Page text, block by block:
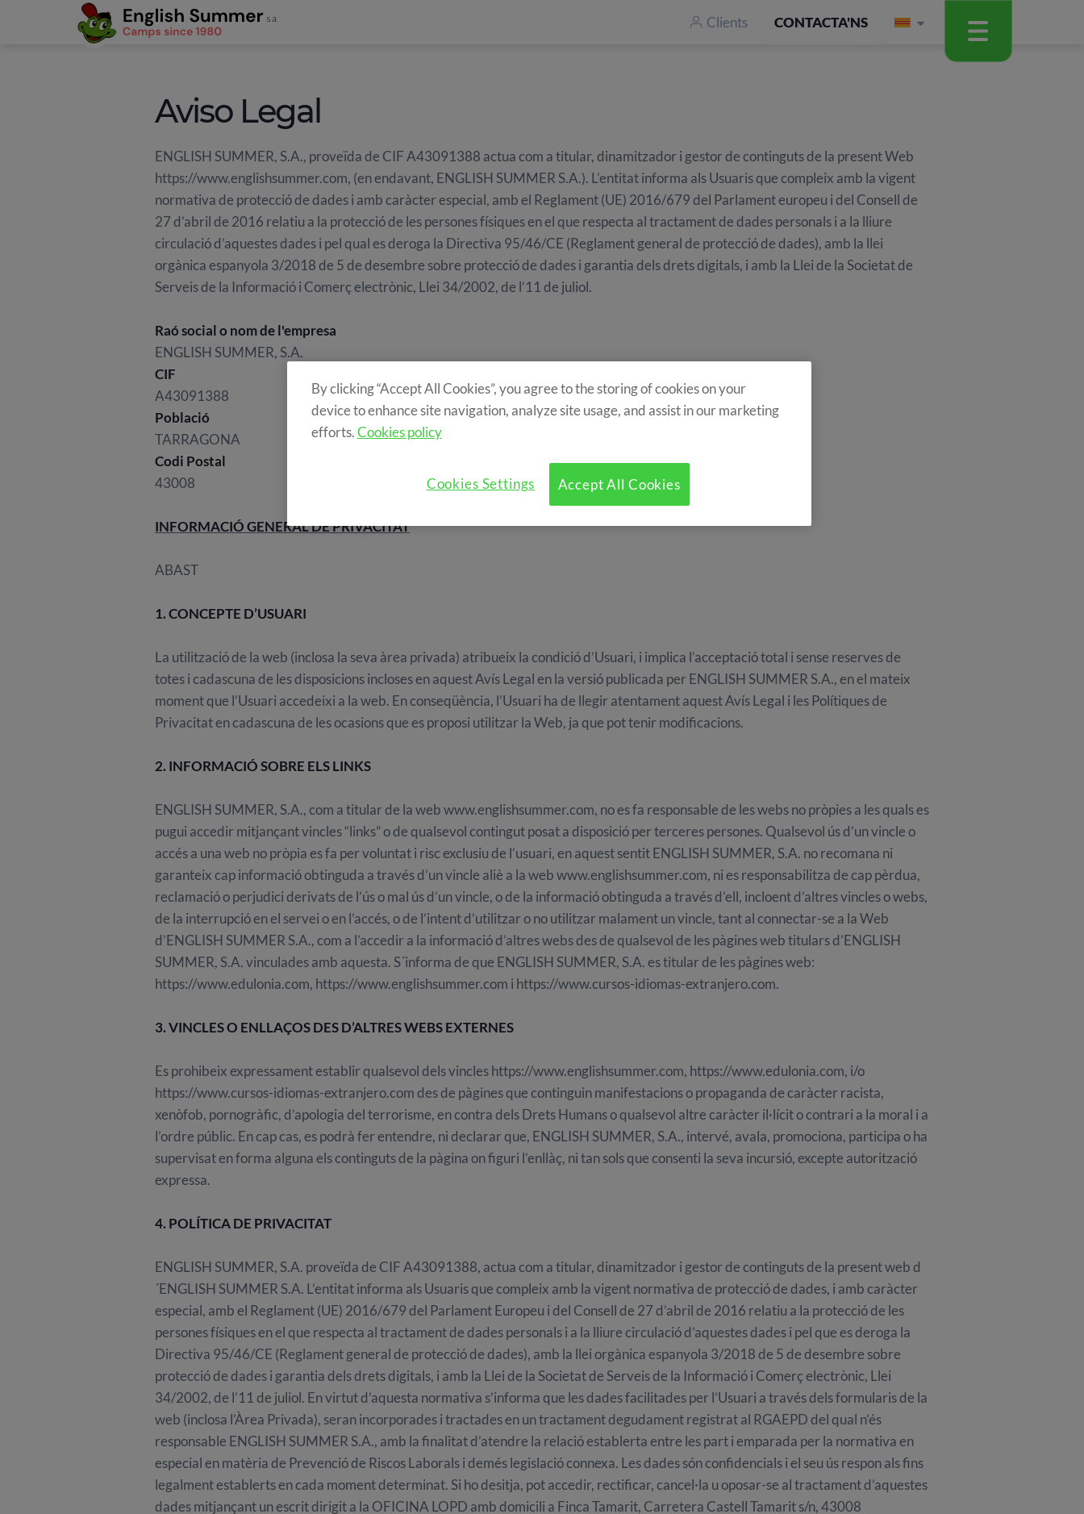
Clients CONTACTA'NS
Aviso Legal
ENGLISH SUMMER, S.A., proveïda de CIF A43091388 actua com a titular, dinamitzador i gestor de continguts de la present Web
https://www.englishsummer.com, (en endavant, ENGLISH SUMMER S.A.). L’entitat informa als Usuaris que compleix amb la vigent
normativa de protecció de dades i amb caràcter especial, amb el Reglament (UE) 2016/679 del Parlament europeu i del Consell de
27 d’abril de 2016 relatiu a la protecció de les persones físiques en el que respecta al tractament de dades personals i a la lliure
circulació d’aquestes dades i pel qual es deroga la Directiva 95/46/CE (Reglament general de protecció de dades), amb la llei
orgànica espanyola 3/2018 de 5 de desembre sobre protecció de dades i garantia dels drets digitals, i amb la Llei de la Societat de
Serveis de la Informació i Comerç electrònic, Llei 34/2002, de l’11 de juliol.
Raó social o nom de l'empresa
ENGLISH SUMMER, S.A.
CIF
A43091388
Població
TARRAGONA
Codi Postal
43008
INFORMACIÓ GENERAL DE PRIVACITAT
ABAST
1. CONCEPTE D’USUARI
La utilització de la web (inclosa la seva àrea privada) atribueix la condició d’Usuari, i implica l’acceptació total i sense reserves de
totes i cadascuna de les disposicions incloses en aquest Avís Legal en la versió publicada per ENGLISH SUMMER S.A., en el mateix
moment que l’Usuari accedeixi a la web. En conseqüència, l’Usuari ha de llegir atentament aquest Avís Legal i les Polítiques de
Privacitat en cadascuna de les ocasions que es proposi utilitzar la Web, ja que pot tenir modificacions.
2. INFORMACIÓ SOBRE ELS LINKS
ENGLISH SUMMER, S.A., com a titular de la web www.englishsummer.com, no es fa responsable de les webs no pròpies a les quals es
pugui accedir mitjançant vincles “links” o de qualsevol contingut posat a disposició per terceres persones. Qualsevol ús d’un vincle o
accés a una web no pròpia es fa per voluntat i risc exclusiu de l’usuari, en aquest sentit ENGLISH SUMMER, S.A. no recomana ni
garanteix cap informació obtinguda a través d’un vincle aliè a la web www.englishsummer.com, ni es responsabilitza de cap pèrdua,
reclamació o perjudici derivats de l’ús o mal ús d’un vincle, o de la informació obtinguda a través d’ell, incloent d’altres vincles o webs,
de la interrupció en el servei o en l’accés, o de l’intent d’utilitzar o no utilitzar malament un vincle, tant al connectar-se a la Web
d’ENGLISH SUMMER S.A., com a l’accedir a la informació d’altres webs des de qualsevol de les pàgines web titulars d’ENGLISH
SUMMER, S.A. vinculades amb aquesta. S´informa de que ENGLISH SUMMER, S.A. es titular de les pàgines web:
https://www.edulonia.com, https://www.englishsummer.com i https://www.cursos-idiomas-extranjero.com.
3. VINCLES O ENLLAÇOS DES D’ALTRES WEBS EXTERNES
Es prohibeix expressament establir qualsevol dels vincles https://www.englishsummer.com, https://www.edulonia.com, i/o
https://www.cursos-idiomas-extranjero.com des de pàgines que continguin manifestacions o propaganda de caràcter racista,
xenòfob, pornogràfic, d’apologia del terrorisme, en contra dels Drets Humans o qualsevol altre caràcter il·lícit o contrari a la moral i a
l’ordre públic. En cap cas, es podrà fer entendre, ni declarar que, ENGLISH SUMMER, S.A., intervé, avala, promociona, participa o ha
supervisat en forma alguna els continguts de la pàgina on figuri l’enllàç, ni tan sols que consenti la seva incursió, excepte autorització
expressa.
4. POLÍTICA DE PRIVACITAT
ENGLISH SUMMER, S.A. proveïda de CIF A43091388, actua com a titular, dinamitzador i gestor de continguts de la present web d
´ENGLISH SUMMER S.A. L’entitat informa als Usuaris que compleix amb la vigent normativa de protecció de dades, i amb caràcter
especial, amb el Reglament (UE) 2016/679 del Parlament Europeu i del Consell de 27 d’abril de 2016 relatiu a la protecció de les
persones físiques en el que respecta al tractament de dades personals i a la lliure circulació d’aquestes dades i pel que es deroga la
Directiva 95/46/CE (Reglament general de protecció de dades), amb la llei orgànica espanyola 3/2018 de 5 de desembre sobre
protecció de dades i garantia dels drets digitals, i amb la Llei de la Societat de Serveis de la Informació i Comerç electrònic, Llei
34/2002, de l’11 de juliol. En virtut d’aquesta normativa s’informa que les dades facilitades per l’Usuari a través dels formularis de la
web (inclosa l’Àrea Privada), seran incorporades i tractades en un tractament degudament registrat al RGAEPD del qual n’és
responsable ENGLISH SUMMER S.A., amb la finalitat d’atendre la relació establerta entre les part i emparada per la normativa en
especial en matèria de Prevenció de Riscos Laborals i demés legislació connexa. Les dades són confidencials i el seu ús respon als fins
legalment establerts en cada moment determinat. Si ho desitja, pot accedir, rectificar, cancel·la u oposar-se al tractament d’aquestes
dades mitjançant un escrit dirigit a la OFICINA LOPD amb domicili a Finca Tamarit, Carretera Castell Tamarit s/n, 43008
By clicking “Accept All Cookies”, you agree to the storing of cookies on your
device to enhance site navigation, analyze site usage, and assist in our marketing
efforts.Cookies policy
Accept All Cookies
Cookies Settings